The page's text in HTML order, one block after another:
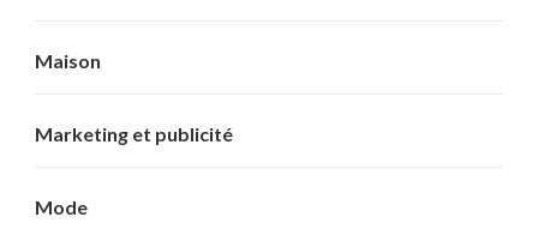
Maison
Marketing et publicité
Mode